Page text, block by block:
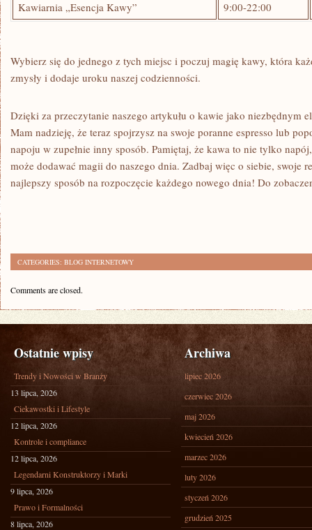
Kawiarnia „Esencja Kawy” 9:00-22:00
Wybierz się do jednego z tych miejsc i poczuj magię kawy, która
zmysły i dodaje uroku naszej codzienności.
Dzięki za przeczytanie ‌naszego artykułu o kawie jako niezbędnym
Mam nadzieję, że teraz spojrzysz na swoje poranne espresso lub
napoju w​ zupełnie inny sposób. Pamiętaj, że kawa to nie tylko
może dodawać magii do ⁤naszego dnia. Zadbaj więc o siebie,⁣ swoje
najlepszy sposób na rozpoczęcie każdego nowego dnia!⁢ Do
CATEGORIES: BLOG INTERNETOWY
Comments are closed.
Ostatnie wpisy
Trendy i Nowości w Branży
13 lipca, 2026
Ciekawostki i Lifestyle
12 lipca, 2026
Kontrole i compliance
12 lipca, 2026
Legendarni Konstruktorzy i Marki
9 lipca, 2026
Prawo i Formalności
8 lipca, 2026
Archiwa
lipiec 2026
czerwiec 2026
maj 2026
kwiecień 2026
marzec 2026
luty 2026
styczeń 2026
grudzień 2025